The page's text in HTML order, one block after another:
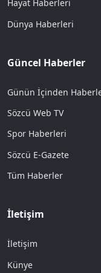
Hayat Haberleri
Dünya Haberleri
Güncel Haberler
Günün İçinden
Sözcü Web TV
Spor Haberleri
Sözcü E-Gazete
Tüm Haberler
İletişim
İletişim
Künye